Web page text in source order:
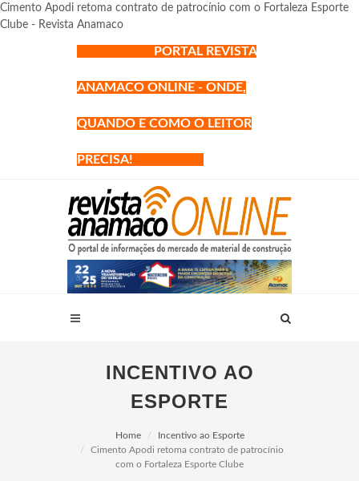
Cimento Apodi retoma contrato de patrocínio com o Fortaleza Esporte
Clube - Revista Anamaco
PORTAL REVISTA
ANAMACO ONLINE - ONDE,
QUANDO E COMO O LEITOR
PRECISA!
INCENTIVO AO
ESPORTE
Home
Incentivo ao Esporte
Cimento Apodi retoma contrato de patrocínio
com o Fortaleza Esporte Clube